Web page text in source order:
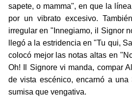
sapete, o mamma", en que la
por un vibrato excesivo.
irregular en "Innegiamo, il Signor
llegó a la estridencia en "Tu qui,
colocó mejor las notas altas en
Oh! Il Signore vi manda, compar
de vista escénico, encarnó a una
sumisa que vengativa.